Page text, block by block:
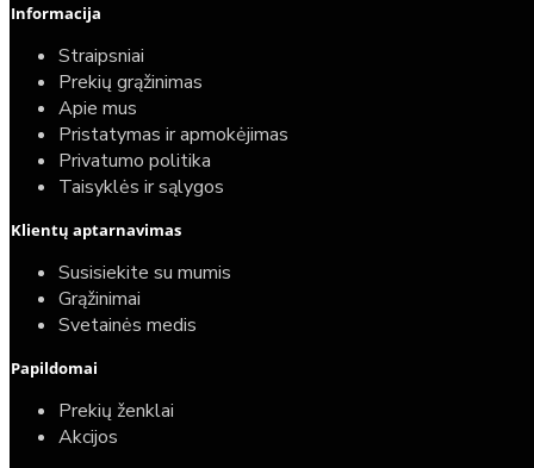
Informacija
Straipsniai
Prekių grąžinimas
Apie mus
Pristatymas ir apmokėjimas
Privatumo politika
Taisyklės ir sąlygos
Klientų aptarnavimas
Susisiekite su mumis
Grąžinimai
Svetainės medis
Papildomai
Prekių ženklai
Akcijos